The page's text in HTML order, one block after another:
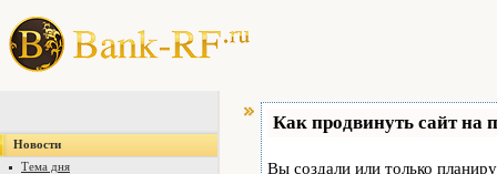
Новости
Тема дня
Как продвинуть сайт на
Вы создали или только